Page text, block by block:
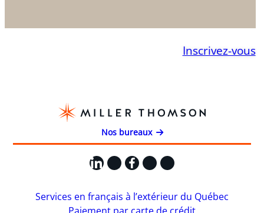
Inscrivez-vous
Nos bureaux
LinkedIn
X Facebook
Instagram
YouTube
Services en français à l’extérieur du Québec